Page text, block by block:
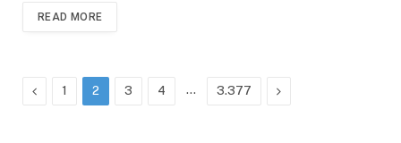
READ MORE
Previous
1 2 3 4 … 3.377 Next